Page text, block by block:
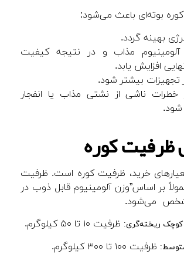
بوته‌ای باعث می‌شود:
بهینه گردد.
مذاب و در نتیجه کیفیت
افزایش یابد.
تجهیزات بیشتر شود.
خطرات ناشی از نشتی مذاب یا انفجار
شود.
خرید، ظرفیت کوره است. ظرفیت
بر اساس”وزن آلومینیوم قابل ذوب در
مشخص می‌شود.
کوچک ریخته‌گری: ظرفیت ۱۰ تا ۵۰ کیلوگرم.
ظرفیت ۱۰۰ تا ۳۰۰ کیلوگرم.